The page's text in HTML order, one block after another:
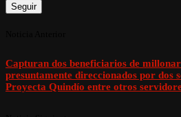
Seguir
Capturan dos beneficiarios de
presuntamente direccionados por dos
Proyecta Quindío entre otros